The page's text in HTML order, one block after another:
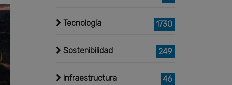
Tecnología 1730
Sostenibilidad 249
Infraestructura 46